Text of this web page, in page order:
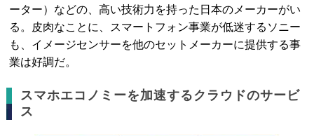
ーター）などの、高い技術力を持った日本のメーカーがい
る。皮肉なことに、スマートフォン事業が低迷するソニー
も、イメージセンサーを他のセットメーカーに提供する事
業は好調だ。
スマホエコノミーを加速するクラウドのサービ
ス